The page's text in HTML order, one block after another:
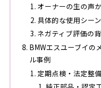
オーナーの生の声
具体的な使用シー
ネガティブ評価の
BMWエスユーブイの
ル事例
定期点検・法定整